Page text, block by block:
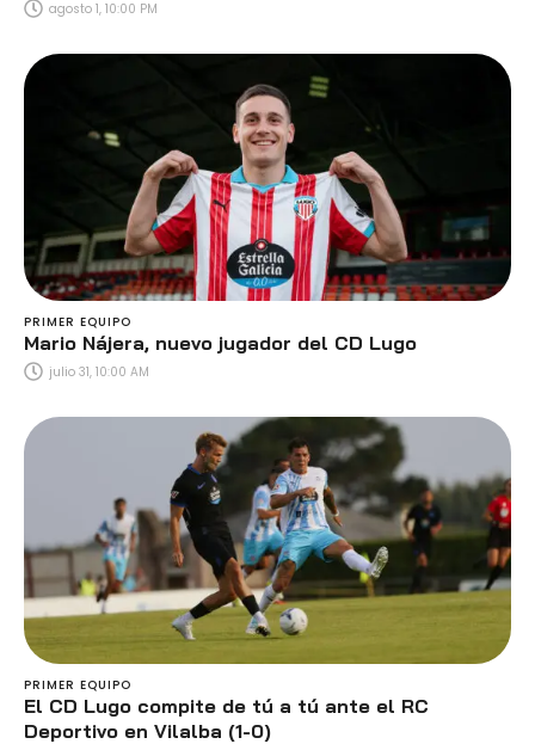
agosto 1, 10:00 PM
PRIMER EQUIPO
Mario Nájera, nuevo jugador del CD Lugo
julio 31, 10:00 AM
PRIMER EQUIPO
El CD Lugo compite de tú a tú ante el RC
Deportivo en Vilalba (1-0)